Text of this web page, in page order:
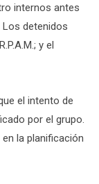
internos antes
Los detenidos
y el
el intento de
por el grupo.
la planificación